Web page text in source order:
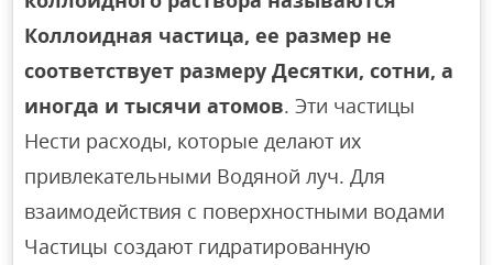
Коллоидная частица, ее размер не
соответствует размеру Десятки, сотни, а
иногда и тысячи атомов. Эти частицы
Нести расходы, которые делают их
привлекательными Водяной луч. Для
взаимодействия с поверхностными водами
Частицы создают гидратированную